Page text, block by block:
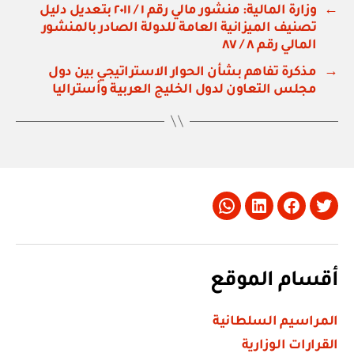
←
وزارة المالية: منشور مالي رقم ١ / ٢٠١١ بتعديل دليل
تصنيف الميزانية العامة للدولة الصادر بالمنشور
المالي رقم ٨ / ٨٧
→
مذكرة تفاهم بشأن الحوار الاستراتيجي بين دول
مجلس التعاون لدول الخليج العربية وأستراليا
Twitter
Facebook
LinkedIn
Whatsapp
أقسام الموقع
المراسيم السلطانية
القرارات الوزارية